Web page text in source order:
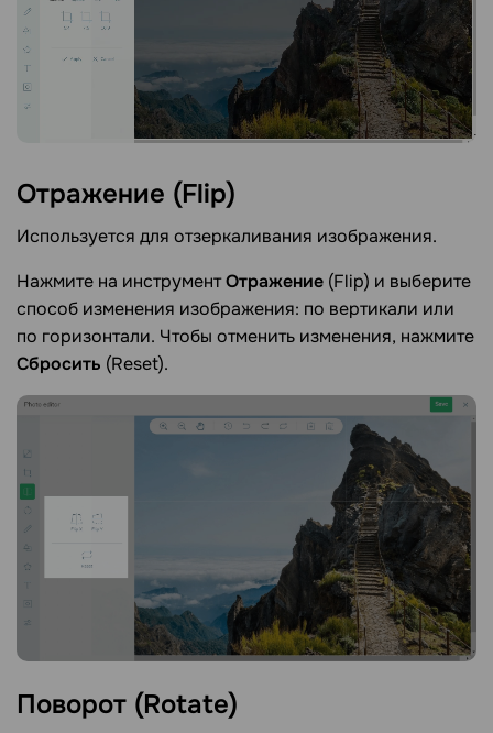
Отражение (Flip)
Используется для отзеркаливания изображения.
Нажмите на инструментОтражение (Flip) и выберите
способ изменения изображения: по вертикали или
по горизонтали. Чтобы отменить изменения, нажмите
Сбросить (Reset).
Поворот (Rotate)